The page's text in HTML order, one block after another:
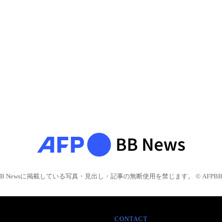
Newsに掲載している写真・見出し・記事の無断使用を禁じます。 © AFPBB
CONTACT